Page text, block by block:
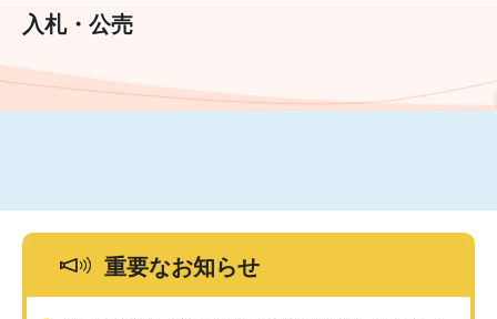
文
入札・公売
重要なお知らせ